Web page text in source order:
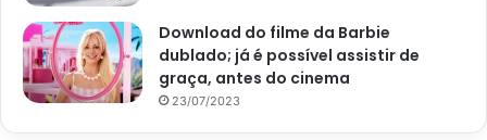
Download do filme da Barbie
dublado; já é possível assistir de
graça, antes do cinema
23/07/2023